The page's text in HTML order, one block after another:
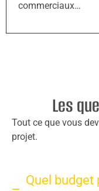
commerciaux…
Les
Tout ce que vous
projet.
Quel budget